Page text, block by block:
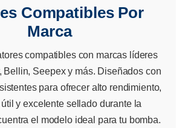
Compatibles Por
Marca
compatibles con marcas líderes
Bellin, Seepex y más. Diseñados con
para ofrecer alto rendimiento,
útil y excelente sellado durante la
el modelo ideal para tu bomba.